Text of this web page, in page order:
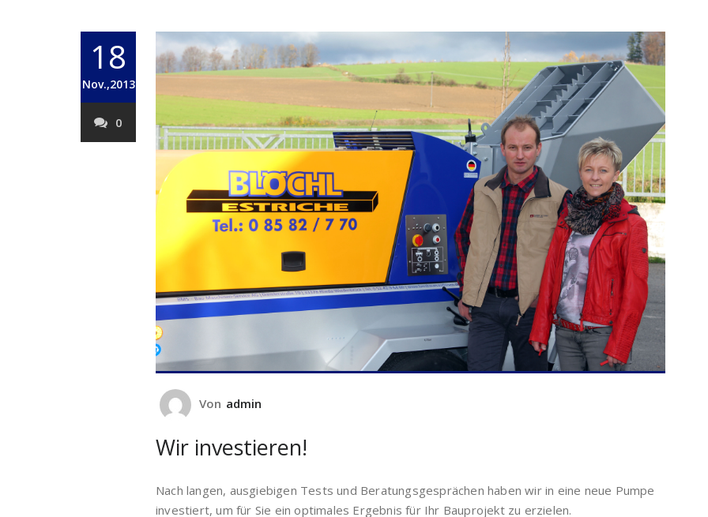
18
Nov.,2013
0
Von admin
Wir investieren!
Nach langen, ausgiebigen Tests und Beratungsgesprächen haben wir in eine neue Pumpe
investiert, um für Sie ein optimales Ergebnis für Ihr Bauprojekt zu erzielen.